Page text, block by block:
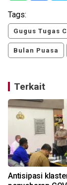
Tags:
Gugus Tugas
Bulan Puasa
Terkait
Antisipasi